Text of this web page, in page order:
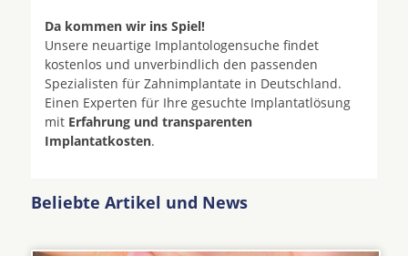
Da kommen wir ins Spiel!
Unsere neuartige Implantologensuche findet
kostenlos und unverbindlich den passenden
Spezialisten für Zahnimplantate in Deutschland.
Einen Experten für Ihre gesuchte Implantatlösung
mit Erfahrung und transparenten
Implantatkosten.
Beliebte Artikel und News